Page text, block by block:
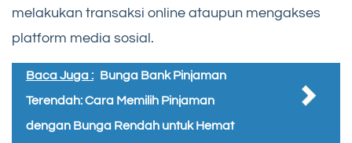
melakukan transaksi online ataupun mengakses
platform media sosial.
Baca Juga : Bunga Bank Pinjaman
Terendah: Cara Memilih Pinjaman
dengan Bunga Rendah untuk Hemat